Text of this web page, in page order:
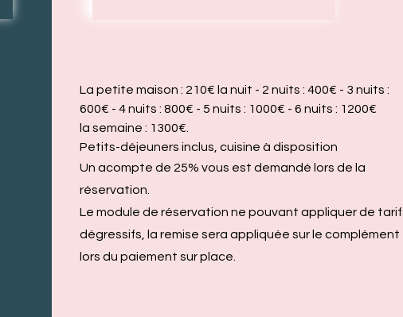
La petite maison : 210€ la nuit - 2 nuits : 400€ - 3 nuits :
600€ - 4 nuits : 800€ - 5 nuits : 1000€ - 6 nuits : 1200€
la semaine : 1300€.
Petits-déjeuners inclus, cuisine à disposition
Un acompte de 25% vous est demandé lors de la
réservation.
Le module de réservation ne pouvant appliquer de
dégressifs, la remise sera appliquée sur le complément
lors du paiement sur place.